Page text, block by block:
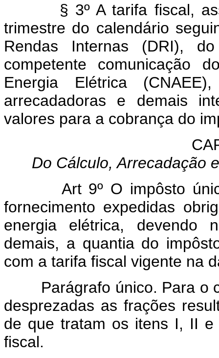
§ 3º A tarifa fiscal,
trimestre do calendário
Rendas Internas (DRI),
competente comunicação
Energia Elétrica
arrecadadoras e demais
valores para a cobrança do
Do Cálculo, Arrecadação
Art 9º O impôsto
fornecimento expedidas
energia elétrica, devendo
demais, a quantia do
com a tarifa fiscal vigente na
Parágrafo único. Para o
desprezadas as frações
de que tratam os itens I, II
fiscal.